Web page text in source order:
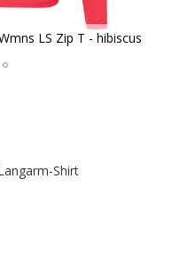
LS Zip T - hibiscus
Shirt